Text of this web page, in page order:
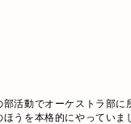
活動でオーケストラ部に
うを本格的にやっていま